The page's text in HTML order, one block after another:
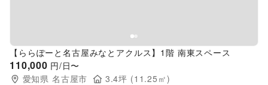
【ららぽーと名古屋みなとアクルス】1階 南東スペース
110,000 円/日〜
愛知県 名古屋市 3.4坪 (11.25 ㎡)